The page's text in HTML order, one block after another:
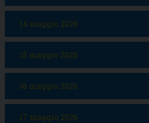
14 maggio 2026
15 maggio 2026
16 maggio 2026
17 maggio 2026